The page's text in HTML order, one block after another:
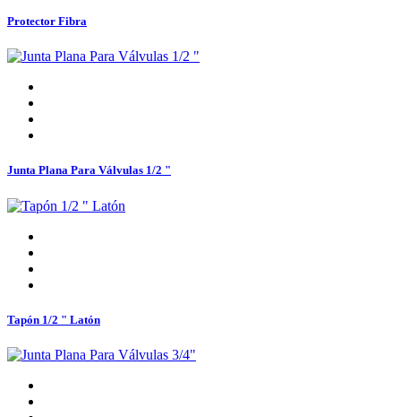
Protector Fibra
Junta Plana Para Válvulas 1/2 "
Tapón 1/2 " Latón